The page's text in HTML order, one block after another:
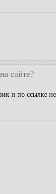
сайте?
и по ссылке